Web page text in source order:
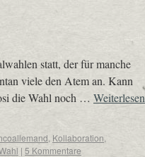
statt, der für manche
viele den Atem an. Kann
die Wahl noch … Weiterlesen
, Kollaboration
| 5 Kommentare